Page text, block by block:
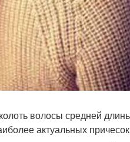
волосы средней
актуальных